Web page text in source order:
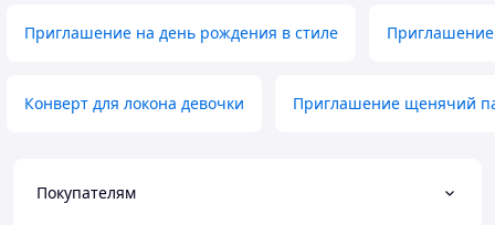
Приглашение на день рождения в стиле
Конверт для локона девочки Приглашение щенячий
Покупателям